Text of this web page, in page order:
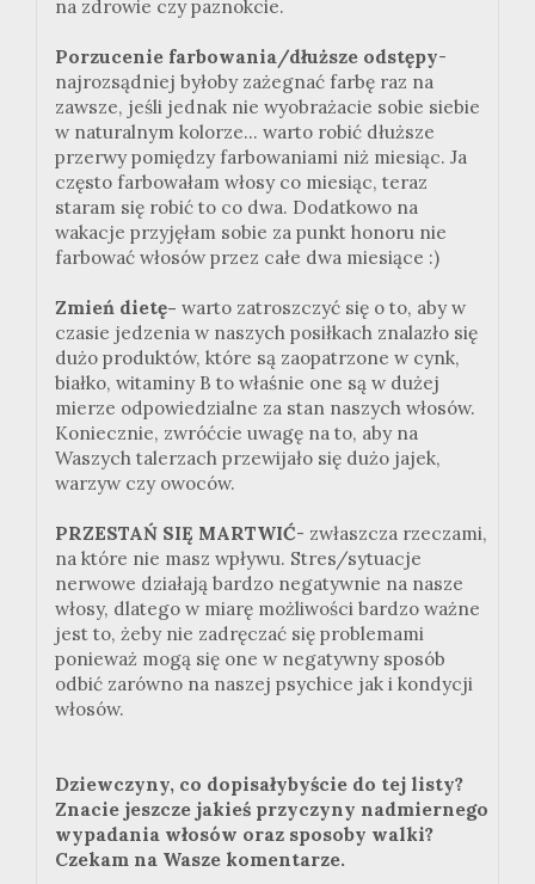
na zdrowie czy paznokcie.
Porzucenie farbowania/dłuższe odstępy-
najrozsądniej byłoby zażegnać farbę raz na
zawsze, jeśli jednak nie wyobrażacie sobie siebie
w naturalnym kolorze... warto robić dłuższe
przerwy pomiędzy farbowaniami niż miesiąc. Ja
często farbowałam włosy co miesiąc, teraz
staram się robić to co dwa. Dodatkowo na
wakacje przyjęłam sobie za punkt honoru nie
farbować włosów przez całe dwa miesiące :)
Zmień dietę- warto zatroszczyć się o to, aby w
czasie jedzenia w naszych posiłkach znalazło się
dużo produktów, które są zaopatrzone w cynk,
białko, witaminy B to właśnie one są w dużej
mierze odpowiedzialne za stan naszych włosów.
Koniecznie, zwróćcie uwagę na to, aby na
Waszych talerzach przewijało się dużo jajek,
warzyw czy owoców.
PRZESTAŃ SIĘ MARTWIĆ- zwłaszcza rzeczami,
na które nie masz wpływu. Stres/sytuacje
nerwowe działają bardzo negatywnie na nasze
włosy, dlatego w miarę możliwości bardzo ważne
jest to, żeby nie zadręczać się problemami
ponieważ mogą się one w negatywny sposób
odbić zarówno na naszej psychice jak i kondycji
włosów.
Dziewczyny, co dopisałybyście do tej listy?
Znacie jeszcze jakieś przyczyny nadmiernego
wypadania włosów oraz sposoby walki?
Czekam na Wasze komentarze.